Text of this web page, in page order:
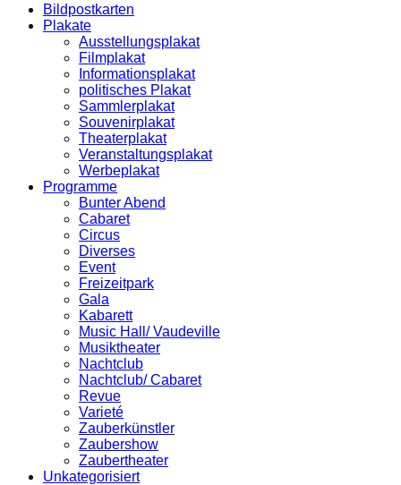
Bildpostkarten
Plakate
Ausstellungsplakat
Filmplakat
Informationsplakat
politisches Plakat
Sammlerplakat
Souvenirplakat
Theaterplakat
Veranstaltungsplakat
Werbeplakat
Programme
Bunter Abend
Cabaret
Circus
Diverses
Event
Freizeitpark
Gala
Kabarett
Music Hall/ Vaudeville
Musiktheater
Nachtclub
Nachtclub/ Cabaret
Revue
Varieté
Zauberkünstler
Zaubershow
Zaubertheater
Unkategorisiert